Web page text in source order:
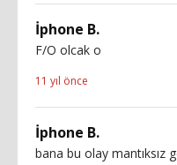
İphone B.
F/O olcak o
11 yıl önce
İphone B.
bana bu olay mantıksız